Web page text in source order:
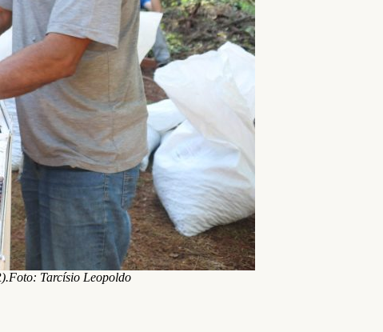
Tarcísio Leopoldo